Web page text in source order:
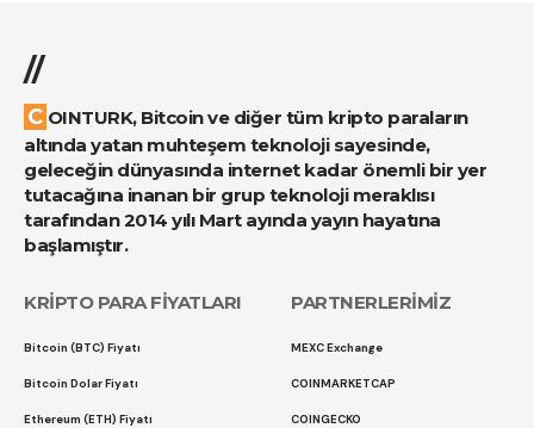
//
COINTURK, Bitcoin ve diğer tüm kripto paraların
altında yatan muhteşem teknoloji sayesinde,
geleceğin dünyasında internet kadar önemli bir yer
tutacağına inanan bir grup teknoloji meraklısı
tarafından 2014 yılı Mart ayında yayın hayatına
başlamıştır.
KRİPTO PARA FİYATLARI
Bitcoin (BTC) Fiyatı
Bitcoin Dolar Fiyatı
Ethereum (ETH) Fiyatı
PARTNERLERİMİZ
MEXC Exchange
COINMARKETCAP
COINGECKO